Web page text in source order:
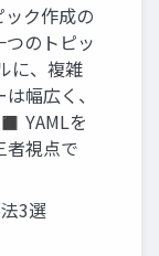
ク作成の
のトピッ
に、複雑
幅広く、
YAMLを
視点で
3選